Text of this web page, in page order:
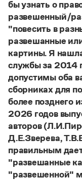
Словари русского
Справочники
Правила русской
Русский язык.
для школьников
Письмовник
Справочник по
Словарь-справочник
Справочник по
Азбучные истины
Словарь-справочник
Все справочники
Управление в
Словарь
Словарь
Правила
(1956)
бы узнать о
развешенный/
"повесить в
развешанные
картины. Я
службы за 2014
допустимы оба
сборниках для
более позднего
2026 годов
авторов
Д.Е.Зверева,
правильным
"развешанные
"развешенной"